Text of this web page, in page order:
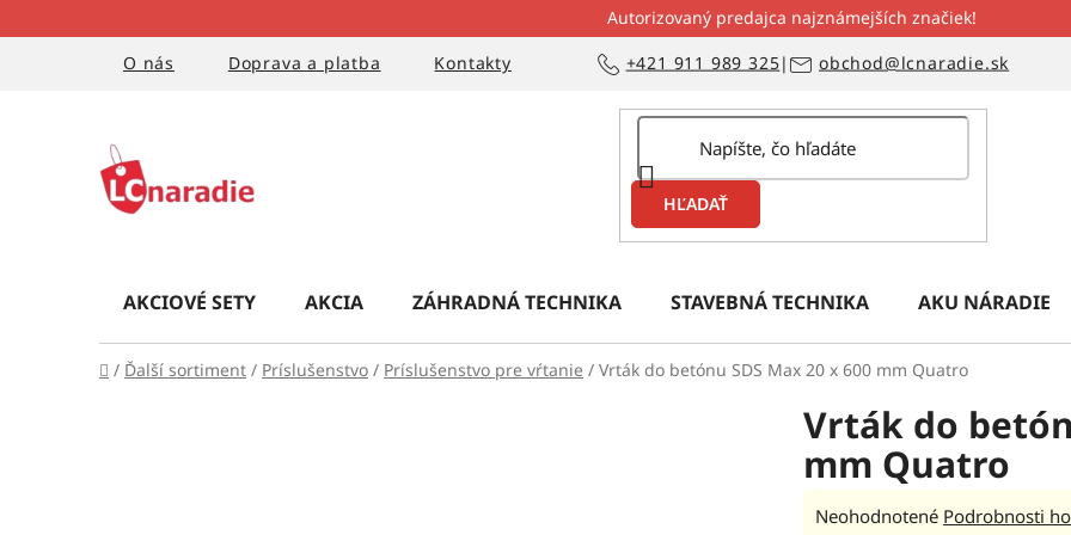
na
Autorizovaný predajca najznámejších značiek!
O nás
Doprava a platba Kontakty +421 911 989 325| obchod@lcnaradie.sk
HĽADAŤ
AKCIOVÉ SETY AKCIA ZÁHRADNÁ TECHNIKA STAVEBNÁ TECHNIKA AKU NÁRADIE
Domov
/ Ďalší sortiment / Príslušenstvo / Príslušenstvo pre vŕtanie / Vrták do betónu SDS Max 20 x 600 mm Quatro
Vrták do
mm Quatro
Priemerné
Neohodnotené Podrobnosti